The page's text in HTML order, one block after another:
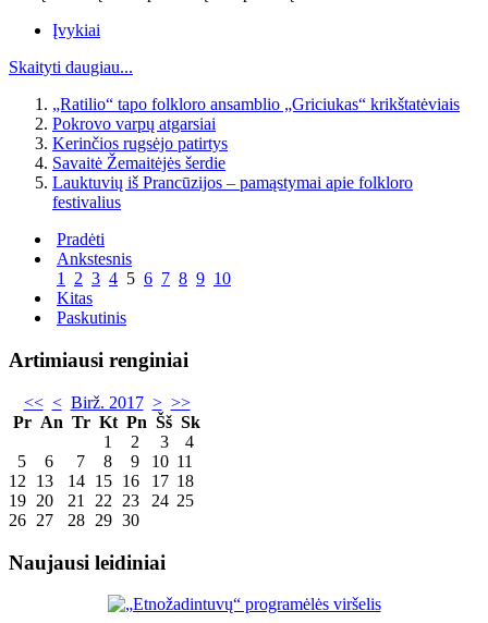
Įvykiai
Skaityti daugiau...
„Ratilio“ tapo folkloro ansamblio „Griciukas“ krikštatėviais
Pokrovo varpų atgarsiai
Kerinčios rugsėjo patirtys
Savaitė Žemaitėjės šerdie
Lauktuvių iš Prancūzijos – pamąstymai apie folkloro
festivalius
Pradėti
Ankstesnis
1 2 3 4 5 6 7 8 9 10
Kitas
Paskutinis
Artimiausi renginiai
<< < Birž. 2017 > >>
Pr An Tr Kt Pn Šš Sk
1
2 3
4
5
6 7 8 9 10 11
12
13 14 15 16 17 18
19 20 21 22 23 24 25
26 27 28 29 30
Naujausi leidiniai